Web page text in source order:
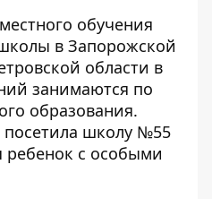
обучения
в Запорожской
области в
занимаются по
образования.
школу №55
ребенок с особыми